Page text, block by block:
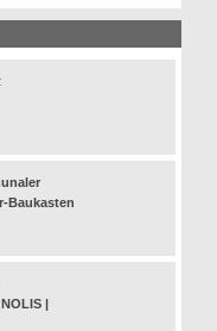
Baukasten
|